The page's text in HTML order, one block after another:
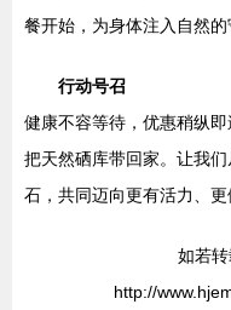
餐开始，为身体注入自然的
行动号召
健康不容等待，优惠稍纵
把天然硒库带回家。让我
石，共同迈向更有活力、更
如若转
http://